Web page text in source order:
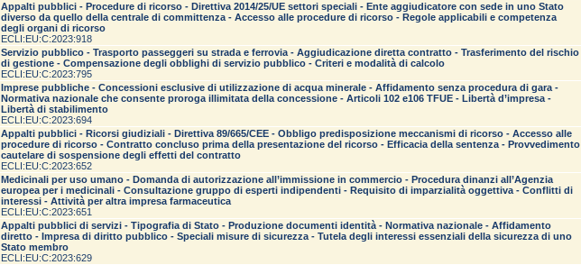
Appalti pubblici - Procedure di ricorso - Direttiva 2014/25/UE settori speciali - Ente aggiudicatore con sede in uno Stato
diverso da quello della centrale di committenza - Accesso alle procedure di ricorso - Regole applicabili e competenza
degli organi di ricorso
ECLI:EU:C:2023:918
Servizio pubblico - Trasporto passeggeri su strada e ferrovia - Aggiudicazione diretta contratto - Trasferimento del rischio
di gestione - Compensazione degli obblighi di servizio pubblico - Criteri e modalità di calcolo
ECLI:EU:C:2023:795
Imprese pubbliche - Concessioni esclusive di utilizzazione di acqua minerale - Affidamento senza procedura di gara -
Normativa nazionale che consente proroga illimitata della concessione - Articoli 102 e106 TFUE - Libertà d’impresa -
Libertà di stabilimento
ECLI:EU:C:2023:694
Appalti pubblici - Ricorsi giudiziali - Direttiva 89/665/CEE - Obbligo predisposizione meccanismi di ricorso - Accesso alle
procedure di ricorso - Contratto concluso prima della presentazione del ricorso - Efficacia della sentenza - Provvedimento
cautelare di sospensione degli effetti del contratto
ECLI:EU:C:2023:652
Medicinali per uso umano - Domanda di autorizzazione all’immissione in commercio - Procedura dinanzi all’Agenzia
europea per i medicinali - Consultazione gruppo di esperti indipendenti - Requisito di imparzialità oggettiva - Conflitti di
interessi - Attività per altra impresa farmaceutica
ECLI:EU:C:2023:651
Appalti pubblici di servizi - Tipografia di Stato - Produzione documenti identità - Normativa nazionale - Affidamento
diretto - Impresa di diritto pubblico - Speciali misure di sicurezza - Tutela degli interessi essenziali della sicurezza di uno
Stato membro
ECLI:EU:C:2023:629